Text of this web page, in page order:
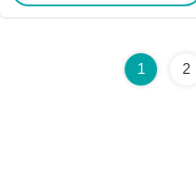
1 2